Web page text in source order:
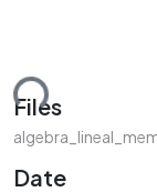
Files
Date